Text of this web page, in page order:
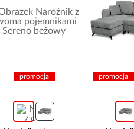
promocja promocja